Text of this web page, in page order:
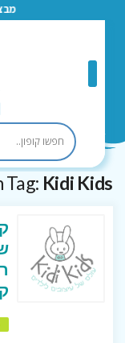
Tag: Kidi Kids קוד קופון